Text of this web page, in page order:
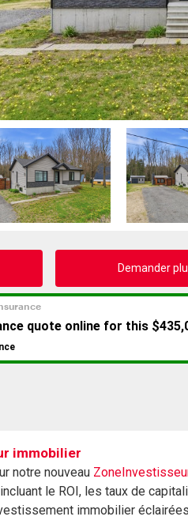
Demander
immobilier
notre nouveau
le ROI, les taux de
immobilier